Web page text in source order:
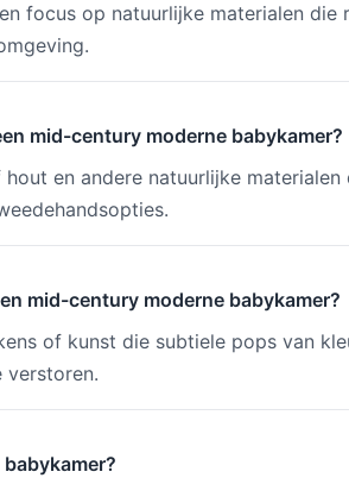
focus op natuurlijke materialen die
mid-century moderne babykamer?
en andere natuurlijke
mid-century moderne babykamer?
of kunst die subtiele pops van
verstoren.